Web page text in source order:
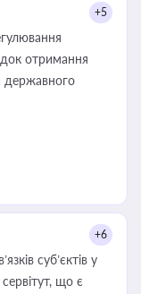
+5
отримання
державного
+6
суб’єктів у
що є